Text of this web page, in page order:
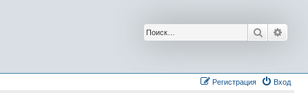
Поиск
Вход
Регистрация